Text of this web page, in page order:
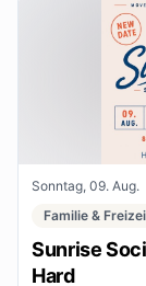
Sonntag, 09. Aug.
Familie &
Sunrise
Hard